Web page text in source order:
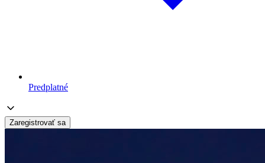
Predplatné
Zaregistrovať sa